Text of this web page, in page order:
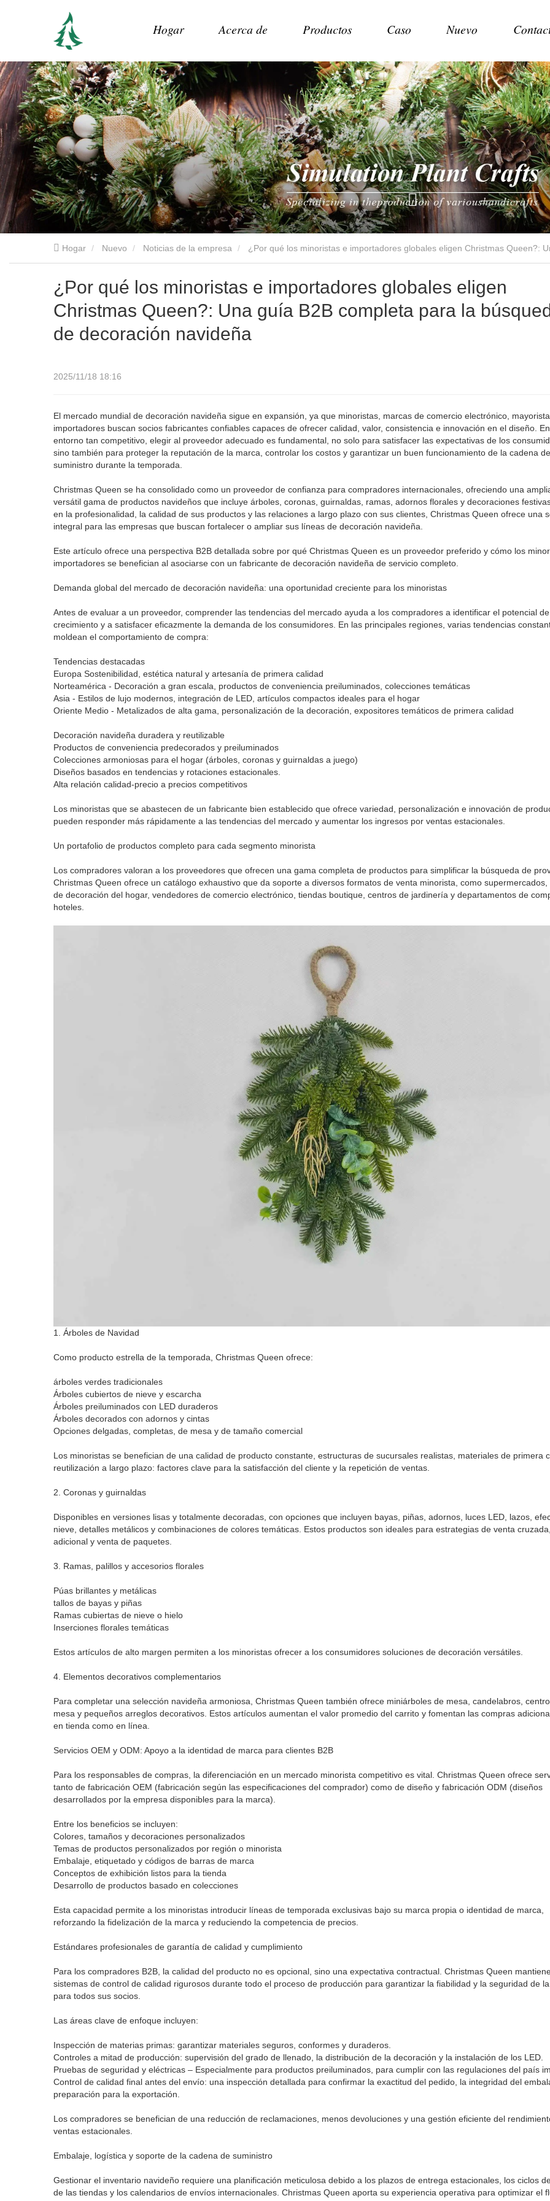
Hogar Acerca de Productos Caso Nuevo
Hogar Nuevo Noticias de la empresa
¿Por qué los minoristas e importadores globales eligen
Christmas Queen?: Una guía B2B completa para la
de decoración navideña
2025/11/18 18:16
El mercado mundial de decoración navideña sigue en expansión, ya que minoristas, marcas de comercio electrónico,
importadores buscan socios fabricantes confiables capaces de ofrecer calidad, valor, consistencia e innovación en el diseño.
entorno tan competitivo, elegir al proveedor adecuado es fundamental, no solo para satisfacer las expectativas de los
sino también para proteger la reputación de la marca, controlar los costos y garantizar un buen funcionamiento de la cadena de
suministro durante la temporada.
Christmas Queen se ha consolidado como un proveedor de confianza para compradores internacionales, ofreciendo una
versátil gama de productos navideños que incluye árboles, coronas, guirnaldas, ramas, adornos florales y decoraciones
en la profesionalidad, la calidad de sus productos y las relaciones a largo plazo con sus clientes, Christmas Queen ofrece una
integral para las empresas que buscan fortalecer o ampliar sus líneas de decoración navideña.
Este artículo ofrece una perspectiva B2B detallada sobre por qué Christmas Queen es un proveedor preferido y cómo los
importadores se benefician al asociarse con un fabricante de decoración navideña de servicio completo.
Demanda global del mercado de decoración navideña: una oportunidad creciente para los minoristas
Antes de evaluar a un proveedor, comprender las tendencias del mercado ayuda a los compradores a identificar el potencial de
crecimiento y a satisfacer eficazmente la demanda de los consumidores. En las principales regiones, varias tendencias
moldean el comportamiento de compra:
Tendencias destacadas
Europa Sostenibilidad, estética natural y artesanía de primera calidad
Norteamérica - Decoración a gran escala, productos de conveniencia preiluminados, colecciones temáticas
Asia - Estilos de lujo modernos, integración de LED, artículos compactos ideales para el hogar
Oriente Medio - Metalizados de alta gama, personalización de la decoración, expositores temáticos de primera calidad
Decoración navideña duradera y reutilizable
Productos de conveniencia predecorados y preiluminados
Colecciones armoniosas para el hogar (árboles, coronas y guirnaldas a juego)
Diseños basados ​​en tendencias y rotaciones estacionales.
Alta relación calidad-precio a precios competitivos
Los minoristas que se abastecen de un fabricante bien establecido que ofrece variedad, personalización e innovación de
pueden responder más rápidamente a las tendencias del mercado y aumentar los ingresos por ventas estacionales.
Un portafolio de productos completo para cada segmento minorista
Los compradores valoran a los proveedores que ofrecen una gama completa de productos para simplificar la búsqueda de
Christmas Queen ofrece un catálogo exhaustivo que da soporte a diversos formatos de venta minorista, como supermercados,
de decoración del hogar, vendedores de comercio electrónico, tiendas boutique, centros de jardinería y departamentos de
hoteles.
1. Árboles de Navidad
Como producto estrella de la temporada, Christmas Queen ofrece:
árboles verdes tradicionales
Árboles cubiertos de nieve y escarcha
Árboles preiluminados con LED duraderos
Árboles decorados con adornos y cintas
Opciones delgadas, completas, de mesa y de tamaño comercial
Los minoristas se benefician de una calidad de producto constante, estructuras de sucursales realistas, materiales de primera
reutilización a largo plazo: factores clave para la satisfacción del cliente y la repetición de ventas.
2. Coronas y guirnaldas
Disponibles en versiones lisas y totalmente decoradas, con opciones que incluyen bayas, piñas, adornos, luces LED, lazos,
nieve, detalles metálicos y combinaciones de colores temáticas. Estos productos son ideales para estrategias de venta
adicional y venta de paquetes.
3. Ramas, palillos y accesorios florales
Púas brillantes y metálicas
tallos de bayas y piñas
Ramas cubiertas de nieve o hielo
Inserciones florales temáticas
Estos artículos de alto margen permiten a los minoristas ofrecer a los consumidores soluciones de decoración versátiles.
4. Elementos decorativos complementarios
Para completar una selección navideña armoniosa, Christmas Queen también ofrece miniárboles de mesa, candelabros,
mesa y pequeños arreglos decorativos. Estos artículos aumentan el valor promedio del carrito y fomentan las compras
en tienda como en línea.
Servicios OEM y ODM: Apoyo a la identidad de marca para clientes B2B
Para los responsables de compras, la diferenciación en un mercado minorista competitivo es vital. Christmas Queen ofrece
tanto de fabricación OEM (fabricación según las especificaciones del comprador) como de diseño y fabricación ODM (diseños
desarrollados por la empresa disponibles para la marca).
Entre los beneficios se incluyen:
Colores, tamaños y decoraciones personalizados
Temas de productos personalizados por región o minorista
Embalaje, etiquetado y códigos de barras de marca
Conceptos de exhibición listos para la tienda
Desarrollo de productos basado en colecciones
Esta capacidad permite a los minoristas introducir líneas de temporada exclusivas bajo su marca propia o identidad de marca,
reforzando la fidelización de la marca y reduciendo la competencia de precios.
Estándares profesionales de garantía de calidad y cumplimiento
Para los compradores B2B, la calidad del producto no es opcional, sino una expectativa contractual. Christmas Queen
sistemas de control de calidad rigurosos durante todo el proceso de producción para garantizar la fiabilidad y la seguridad de
para todos sus socios.
Las áreas clave de enfoque incluyen:
Inspección de materias primas: garantizar materiales seguros, conformes y duraderos.
Controles a mitad de producción: supervisión del grado de llenado, la distribución de la decoración y la instalación de los LED.
Pruebas de seguridad y eléctricas – Especialmente para productos preiluminados, para cumplir con las regulaciones del país
Control de calidad final antes del envío: una inspección detallada para confirmar la exactitud del pedido, la integridad del
preparación para la exportación.
Los compradores se benefician de una reducción de reclamaciones, menos devoluciones y una gestión eficiente del
ventas estacionales.
Embalaje, logística y soporte de la cadena de suministro
Gestionar el inventario navideño requiere una planificación meticulosa debido a los plazos de entrega estacionales, los ciclos
de las tiendas y los calendarios de envíos internacionales. Christmas Queen aporta su experiencia operativa para optimizar el